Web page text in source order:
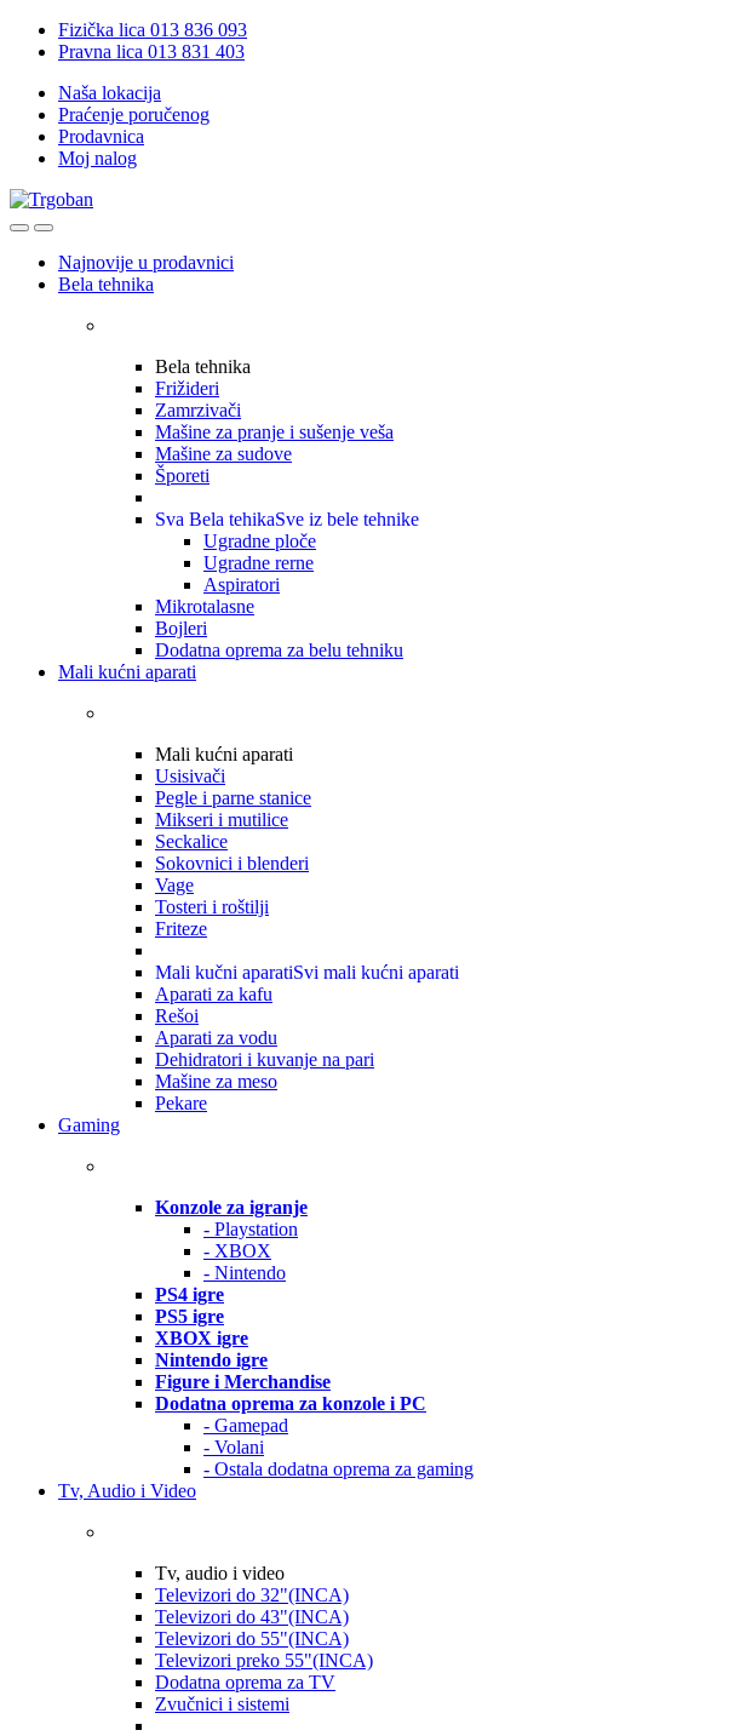
Skip
Skip
Fizička lica 013 836 093
Pravna lica 013 831 403
Naša lokacija
Praćenje poručenog
Prodavnica
Moj nalog
OpenClose
Najnovije u prodavnici
Bela tehnika
Bela tehnika
Frižideri
Zamrzivači
Mašine za pranje i sušenje veša
Mašine za sudove
Šporeti
Sva Bela tehikaSve iz bele tehnike
Ugradne ploče
Ugradne rerne
Aspiratori
Mikrotalasne
Bojleri
Dodatna oprema za belu tehniku
Mali kućni aparati
Mali kućni aparati
Usisivači
Pegle i parne stanice
Mikseri i mutilice
Seckalice
Sokovnici i blenderi
Vage
Tosteri i roštilji
Friteze
Mali kučni aparatiSvi mali kućni aparati
Aparati za kafu
Rešoi
Aparati za vodu
Dehidratori i kuvanje na pari
Mašine za meso
Pekare
Gaming
Konzole za igranje
- Playstation
- XBOX
- Nintendo
PS4 igre
PS5 igre
XBOX igre
Nintendo igre
Figure i Merchandise
Dodatna oprema za konzole i PC
- Gamepad
- Volani
- Ostala dodatna oprema za gaming
Tv, Audio i Video
Tv, audio i video
Televizori do 32"(INCA)
Televizori do 43"(INCA)
Televizori do 55"(INCA)
Televizori preko 55"(INCA)
Dodatna oprema za TV
Zvučnici i sistemi